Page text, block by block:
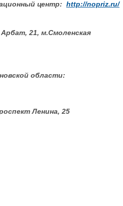
центр: http://nopriz.ru/
21, м.Смоленская
области:
Ленина, 25